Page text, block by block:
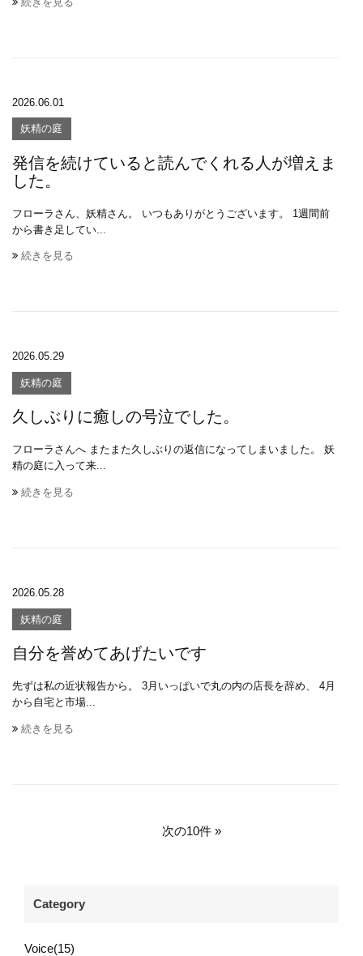
2026.06.01
妖精の庭
発信を続けていると読んでくれる人が増えま
した。
フローラさん、妖精さん。 いつもありがとうございます。 1週間前
から書き足してい...
続きを見る
2026.05.29
妖精の庭
久しぶりに癒しの号泣でした。
フローラさんへ またまた久しぶりの返信になってしまいました。 妖
精の庭に入って来...
続きを見る
2026.05.28
妖精の庭
自分を誉めてあげたいです
先ずは私の近状報告から。 3月いっぱいで丸の内の店長を辞め、 4月
から自宅と市場...
続きを見る
次の10件
Category
Voice(15)